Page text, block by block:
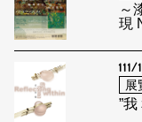
～漆畫
現
展
”